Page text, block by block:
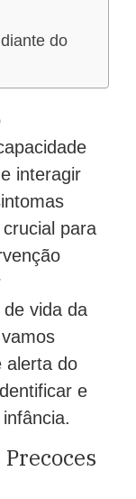
do
interagir
para
vida da
alerta do
e